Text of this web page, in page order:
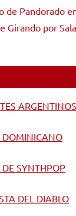
de Pandorado
Girando por
ARGENTINOS
DOMINICANO
SYNTHPOP
DEL DIABLO